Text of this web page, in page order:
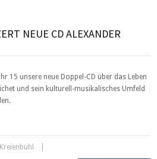
NEUE CD ALEXANDER
15 unsere neue Doppel-CD über das Leben
und sein kulturell-musikalisches Umfeld